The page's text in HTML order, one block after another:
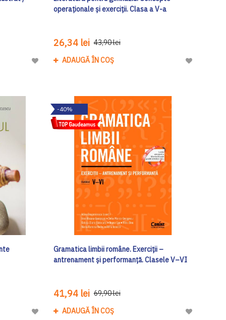
Adaugă
Dorinte
operaționale și exerciții. Clasa a V-a
26,34 lei 43,90 lei
ADAUGĂ ÎN COȘ
Adaugă
Adaugă
-40%
Gramatica limbii române. Exerciții –
antrenament și performanță. Clasele V–VI
41,94 lei 69,90 lei
ADAUGĂ ÎN COȘ
Adaugă